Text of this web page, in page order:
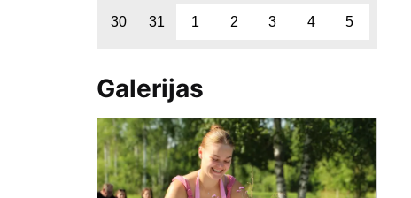
30 31 1 2 3 4 5
Galerijas